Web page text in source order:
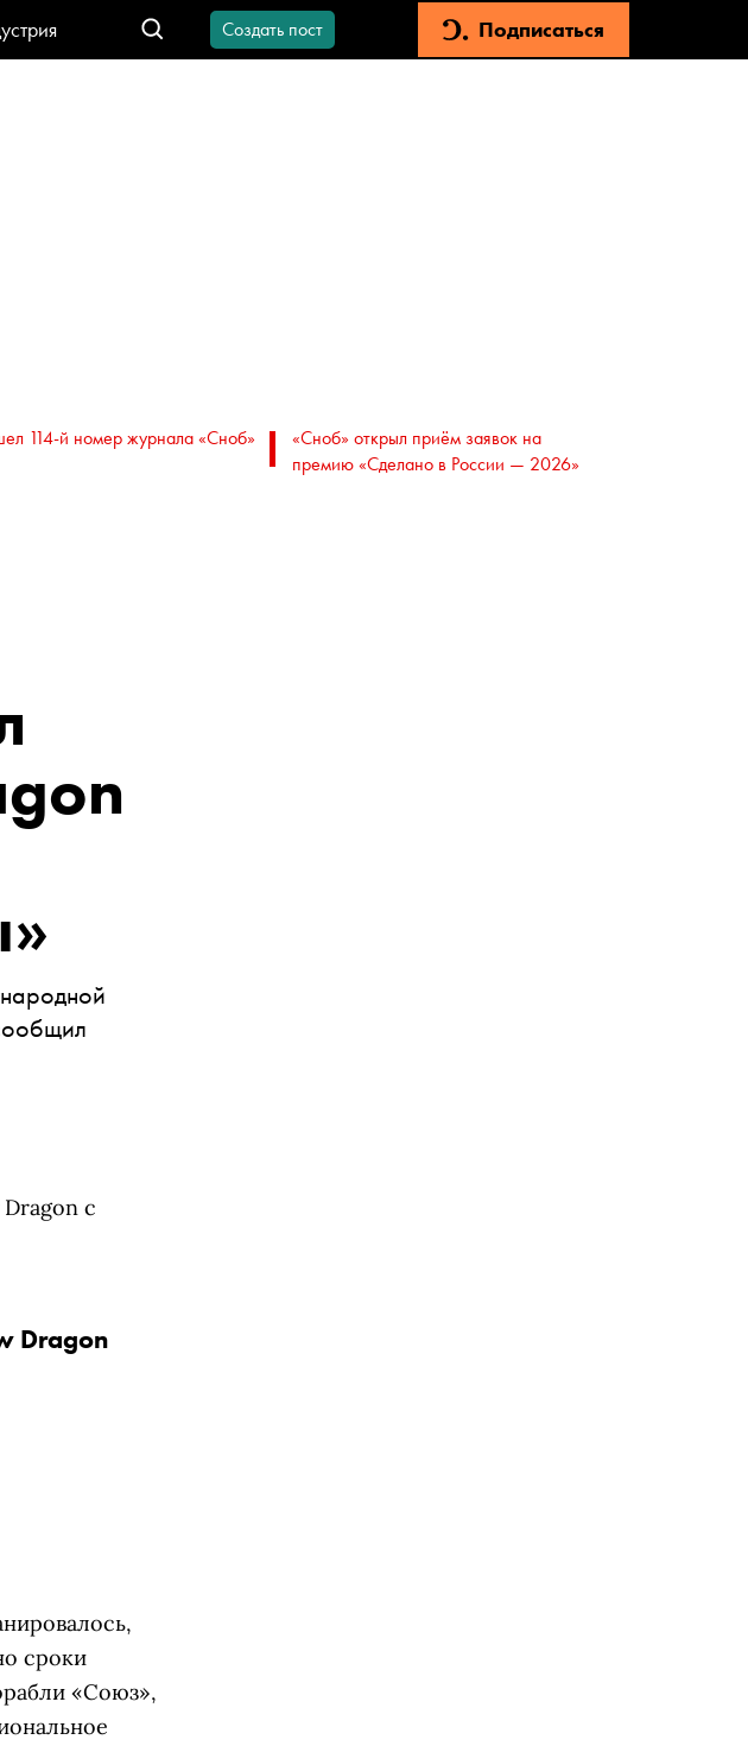
Создать пост Подписаться
114-й номер журнала «Сноб»
«Сноб» открыл приём заявок на
премию «Сделано в России — 2026»
с
сроки
«Союз»,